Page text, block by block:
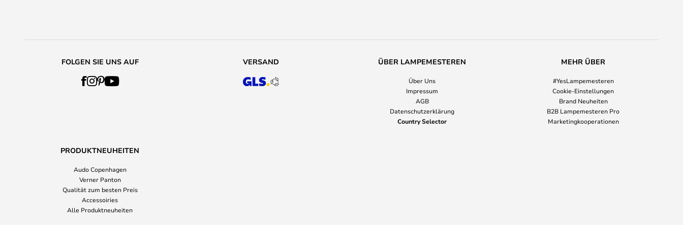
FOLGEN SIE UNS AUF VERSAND ÜBER LAMPEMESTEREN
Über Uns
Impressum
AGB
Datenschutzerklärung
Country Selector
MEHR ÜBER
#YesLampemesteren
Cookie-Einstellungen
Brand Neuheiten
B2B Lampemesteren Pro
Marketingkooperationen
PRODUKTNEUHEITEN
Audo Copenhagen
Verner Panton
Qualität zum besten Preis
Accessoiries
Alle Produktneuheiten